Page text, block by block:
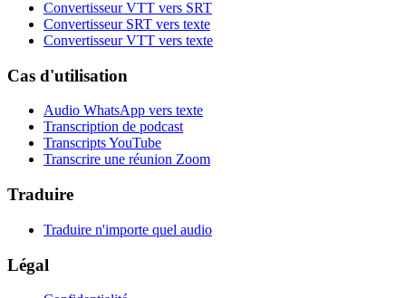
Convertisseur VTT vers SRT
Convertisseur SRT vers texte
Convertisseur VTT vers texte
Cas d'utilisation
Audio WhatsApp vers texte
Transcription de podcast
Transcripts YouTube
Transcrire une réunion Zoom
Traduire
Traduire n'importe quel audio
Légal